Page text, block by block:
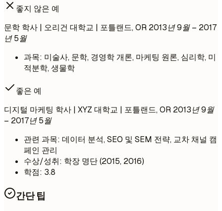
좋지 않은 예
문학 학사 | 오리건 대학교 | 포틀랜드, OR 2013년 9월 – 2017
년 5월
과목: 미술사, 문학, 경영학 개론, 마케팅 원론, 심리학, 미
적분학, 생물학
좋은 예
디지털 마케팅 학사 | XYZ 대학교 | 포틀랜드, OR 2013년 9월
– 2017년 5월
관련 과목: 데이터 분석, SEO 및 SEM 전략, 교차 채널 캠
페인 관리
수상/성취: 학장 명단 (2015, 2016)
학점: 3.8
간단 팁